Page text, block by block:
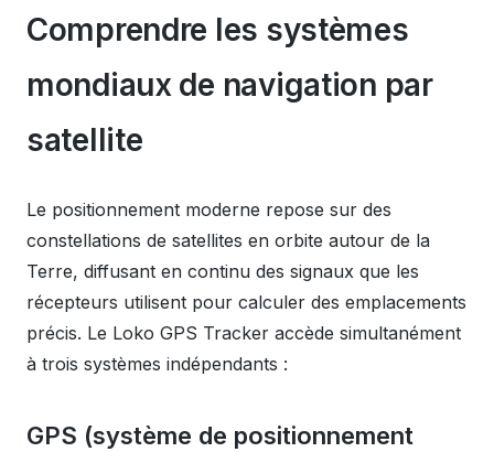
Comprendre les systèmes
mondiaux de navigation par
satellite
Le positionnement moderne repose sur des
constellations de satellites en orbite autour de la
Terre, diffusant en continu des signaux que les
récepteurs utilisent pour calculer des emplacements
précis. Le Loko GPS Tracker accède simultanément
à trois systèmes indépendants :
GPS (système de positionnement